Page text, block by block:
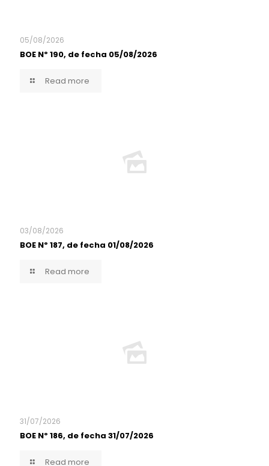
05/08/2026
BOE Nº 190, de fecha 05/08/2026
Read more
03/08/2026
BOE Nº 187, de fecha 01/08/2026
Read more
31/07/2026
BOE Nº 186, de fecha 31/07/2026
Read more